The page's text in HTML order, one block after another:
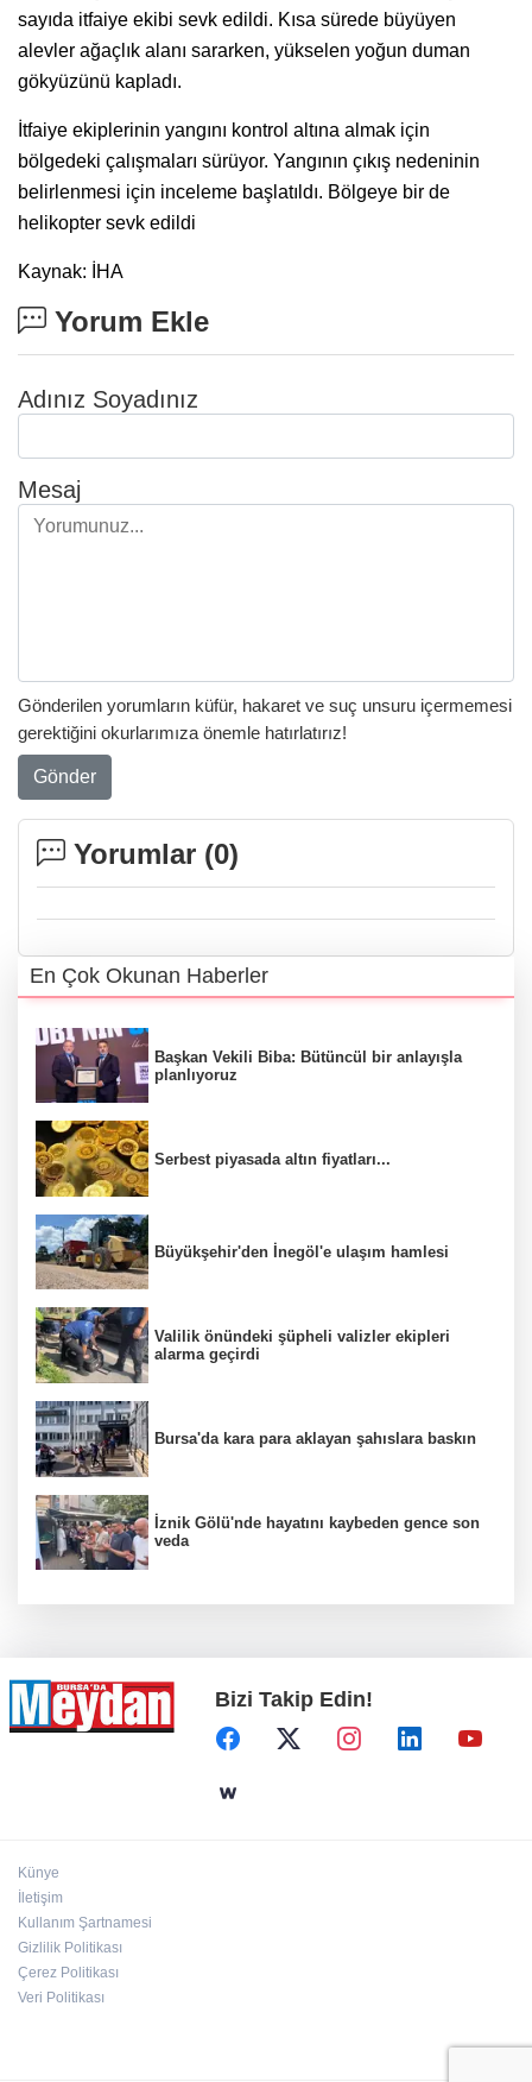
sayıda itfaiye ekibi sevk edildi. Kısa sürede büyüyen
alevler ağaçlık alanı sararken, yükselen yoğun duman
gökyüzünü kapladı.
İtfaiye ekiplerinin yangını kontrol altına almak için
bölgedeki çalışmaları sürüyor. Yangının çıkış nedeninin
belirlenmesi için inceleme başlatıldı. Bölgeye bir de
helikopter sevk edildi
Kaynak: İHA
Yorum Ekle
Adınız Soyadınız
Mesaj
Gönderilen yorumların küfür, hakaret ve suç unsuru içermemesi
gerektiğini okurlarımıza önemle hatırlatırız!
Gönder
Yorumlar (0)
En Çok Okunan Haberler
Başkan Vekili Biba: Bütüncül bir anlayışla
planlıyoruz
Serbest piyasada altın fiyatları...
Büyükşehir'den İnegöl'e ulaşım hamlesi
Valilik önündeki şüpheli valizler ekipleri
alarma geçirdi
Bursa'da kara para aklayan şahıslara baskın
İznik Gölü'nde hayatını kaybeden gence son
veda
Bizi Takip Edin!
Künye
İletişim
Kullanım Şartnamesi
Gizlilik Politikası
Çerez Politikası
Veri Politikası